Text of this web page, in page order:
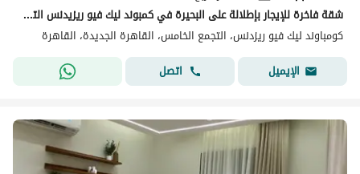
شقة فاخرة للإيجار بإطلالة على البحيرة في كمبوند ليك فيو ريزيدنس التجمع الخامس
كومباوند ليك فيو ريزدنس، التجمع الخامس، القاهرة الجديدة، القاهرة
الإيميل
اتصل